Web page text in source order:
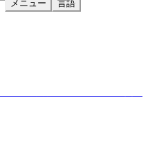
メニュー
言語